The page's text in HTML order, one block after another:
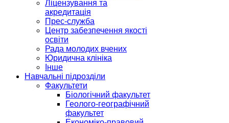
Ліцензування та
акредитація
Прес-служба
Центр забезпечення якості
освіти
Рада молодих вчених
Юридична клініка
Інше
Навчальні підрозділи
Факультети
Біологічний факультет
Геолого-географічний
факультет